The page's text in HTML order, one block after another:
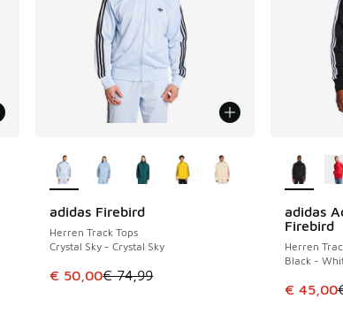
Preis ist von € 69,99 auf € 45,00 gefallen
adidas Firebird
Herren Track Tops
Crystal Sky - Crystal Sky
Dieser Artikel ist im Sale. Der Preis ist von €
€ 50,00€ 74,99
SPARE 24 €
adidas
Firebird
Herren
Black -
Dieser
€ 45,00
SPARE 29